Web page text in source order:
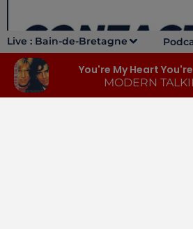
Live : Bain-de-Bretagne
You're My Heart
MODERN